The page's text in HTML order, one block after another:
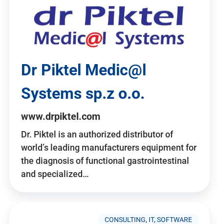
Dr Piktel Medic@l
Systems sp.z o.o.
www.drpiktel.com
Dr. Piktel is an authorized distributor of
world’s leading manufacturers equipment for
the diagnosis of functional gastrointestinal
and specialized…
CONSULTING, IT, SOFTWARE